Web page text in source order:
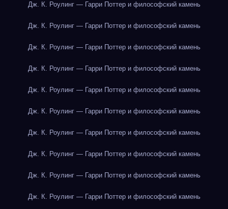
Дж. К. Роулинг — Гарри Поттер и философский камень
Дж. К. Роулинг — Гарри Поттер и философский камень
Дж. К. Роулинг — Гарри Поттер и философский камень
Дж. К. Роулинг — Гарри Поттер и философский камень
Дж. К. Роулинг — Гарри Поттер и философский камень
Дж. К. Роулинг — Гарри Поттер и философский камень
Дж. К. Роулинг — Гарри Поттер и философский камень
Дж. К. Роулинг — Гарри Поттер и философский камень
Дж. К. Роулинг — Гарри Поттер и философский камень
Дж. К. Роулинг — Гарри Поттер и философский камень